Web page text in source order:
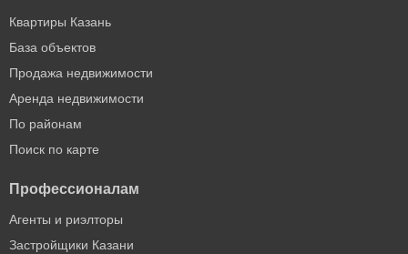
Квартиры Казань
База объектов
Продажа недвижимости
Аренда недвижимости
По районам
Поиск по карте
Профессионалам
Агенты и риэлторы
Застройщики Казани